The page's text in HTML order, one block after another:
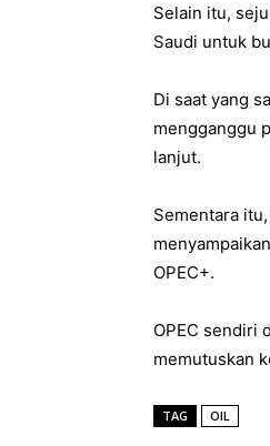
Selain itu,
Saudi untuk
Di saat yang
mengganggu
lanjut.
Sementara
OPEC+.
OPEC sendiri
memutuskan
TAG OIL